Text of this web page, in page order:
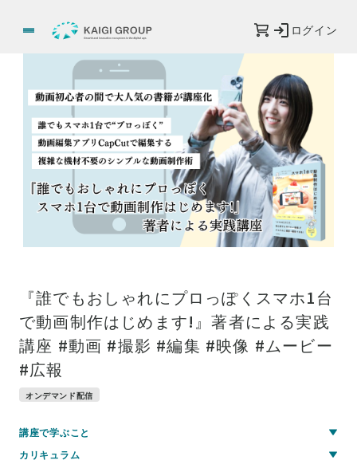
ログイン
『誰でもおしゃれにプロっぽくスマホ1台
で動画制作はじめます!』著者による実践
講座 #動画 #撮影 #編集 #映像 #ムービー
#広報
オンデマンド配信
講座で学ぶこと
カリキュラム